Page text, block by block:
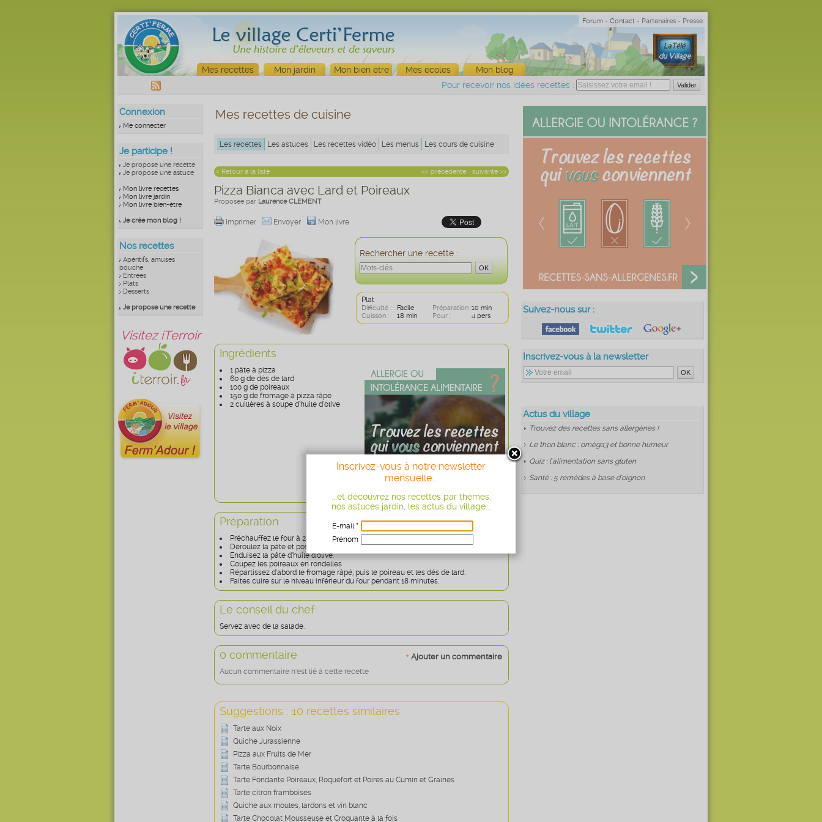
Forum - Contact - Partenaires - Presse
Mes recettes Mon jardin Mon bien être Mes écoles
Mon blog
Pour recevoir nos idées recettes :
Connexion
Me connecter
Je participe !
Je propose une recette
Je propose une astuce
Mon livre recettes
Mon livre jardin
Mon livre bien-être
Je crée mon blog !
Nos recettes
Apéritifs, amuses
bouche
Entrées
Plats
Desserts
Je propose une recette
Visitez iTerroir
Suivez-nous sur :
Inscrivez-vous à la newsletter
Actus du village
Trouvez des recettes sans allergènes !
Le thon blanc : oméga3 et bonne humeur
Quiz : l'alimentation sans gluten
Santé : 5 remèdes à base d'oignon
Mes recettes de cuisine
Les recettes Les astuces Les recettes vidéo Les menus Les cours de cuisine
suivante >>
<< précédente
< Retour à la liste
Pizza Bianca avec Lard et Poireaux
Proposée par Laurence CLEMENT
Imprimer Envoyer Mon livre
Rechercher une recette :
Plat
Difficulté : Facile Préparation :10 min
Cuisson :
18 min Pour : 4 pers
Ingrédients
1 pâte à pizza
60 g de dés de lard
100 g de poireaux
150 g de fromage à pizza râpé
2 cuillères à soupe d’huile d’olive
Préparation
Préchauffez le four à 240°C.
Déroulez la pâte et posez-la sur une plaque chemisée de papier sulfurisé.
Enduisez la pâte d’huile d’olive.
Coupez les poireaux en rondelles
Répartissez d’abord le fromage râpé, puis le poireau et les dés de lard.
Faites cuire sur le niveau inférieur du four pendant 18 minutes.
Le conseil du chef
Servez avec de la salade.
+ Ajouter un commentaire
0 commentaire
Aucun commentaire n'est lié à cette recette
Suggestions : 10 recettes similaires
Tarte aux Noix
Quiche Jurassienne
Pizza aux Fruits de Mer
Tarte Bourbonnaise
Tarte Fondante Poireaux, Roquefort et Poires au Cumin et Graines
Tarte citron framboises
Quiche aux moules, lardons et vin blanc
Tarte Chocolat Mousseuse et Croquante à la fois
Inscrivez-vous à notre newsletter
mensuelle...
...et découvrez nos recettes par thèmes,
nos astuces jardin, les actus du village...
E-mail *
Prénom
Age
* obligatoire